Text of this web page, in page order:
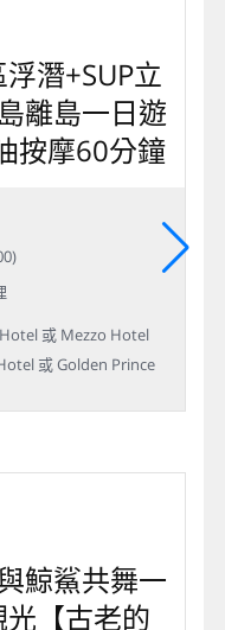
潛+SUP立
離島一日遊
按摩60分鐘
或 Mezzo Hotel
或 Golden Prince
鯨鯊共舞一
【古老的